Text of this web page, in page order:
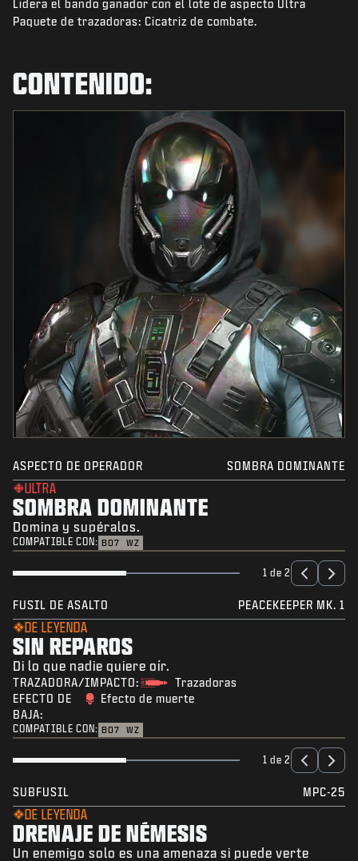
NOTICIAS
REGISTRARSE
Lidera el bando ganador con el lote de aspecto Ultra
Paquete de trazadoras: Cicatriz de combate.
CONTENIDO:
ASPECTO DE OPERADOR SOMBRA DOMINANTE
ULTRA
SOMBRA DOMINANTE
Domina y supéralos.
COMPATIBLE CON: BO7 WZ
1 de 2
FUSIL DE ASALTO PEACEKEEPER MK. 1
DE LEYENDA
SIN REPAROS
Di lo que nadie quiere oír.
TRAZADORA/IMPACTO:
Trazadoras
EFECTO DE
BAJA:
Efecto de muerte
COMPATIBLE CON: BO7 WZ
1 de 2
SUBFUSIL MPC-25
DE LEYENDA
DRENAJE DE NÉMESIS
Un enemigo solo es una amenaza si puede verte